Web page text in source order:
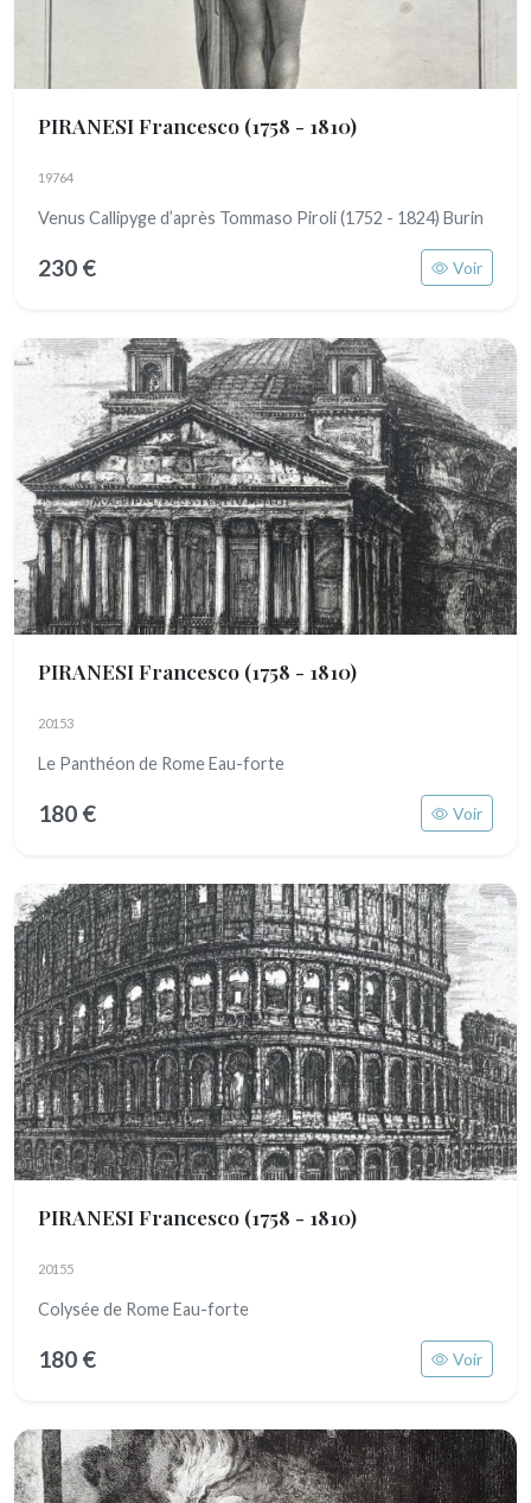
PIRANESI Francesco (1758 - 1810)
19764
Venus Callipyge d’après Tommaso Piroli (1752 - 1824) Burin
230 € Voir
PIRANESI Francesco (1758 - 1810)
20153
Le Panthéon de Rome Eau-forte
180 € Voir
PIRANESI Francesco (1758 - 1810)
20155
Colysée de Rome Eau-forte
180 € Voir